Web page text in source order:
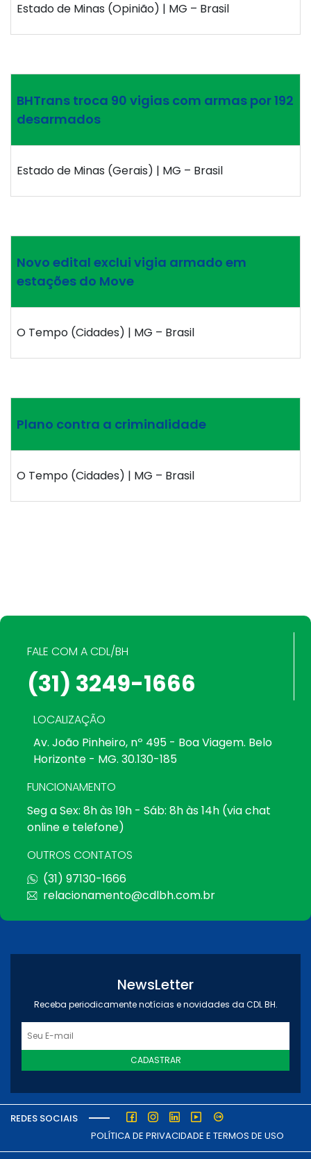
Estado de Minas (Opinião) | MG – Brasil
BHTrans troca 90 vigias com armas por 192
desarmados
Estado de Minas (Gerais) | MG – Brasil
Novo edital exclui vigia armado em
estações do Move
O Tempo (Cidades) | MG – Brasil
Plano contra a criminalidade
O Tempo (Cidades) | MG – Brasil
FALE COM A CDL/BH
(31) 3249-1666
LOCALIZAÇÃO
Av. João Pinheiro, nº 495 - Boa Viagem. Belo
Horizonte - MG. 30.130-185
FUNCIONAMENTO
Seg a Sex: 8h às 19h - Sáb: 8h às 14h (via chat
online e telefone)
OUTROS CONTATOS
(31) 97130-1666
relacionamento@cdlbh.com.br
NewsLetter
Receba periodicamente notícias e novidades da CDL BH.
CADASTRAR
REDES SOCIAIS
POLÍTICA DE PRIVACIDADE E TERMOS DE USO